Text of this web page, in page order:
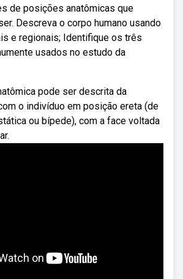
de posições anatômicas que
Descreva o corpo humano usando
e regionais; Identifique os três
usados no estudo da
pode ser descrita da
o indivíduo em posição ereta (de
ou bípede), com a face voltada